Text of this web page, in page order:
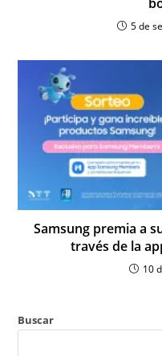
5 de
Samsung premia a
través de la
10
Buscar